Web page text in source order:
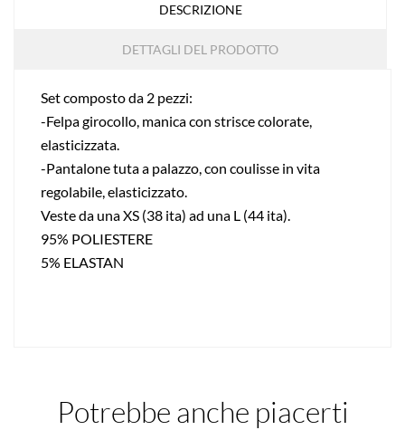
DESCRIZIONE
DETTAGLI DEL PRODOTTO
Set composto da 2 pezzi:
-Felpa girocollo, manica con strisce colorate,
elasticizzata.
-Pantalone tuta a palazzo, con coulisse in vita
regolabile, elasticizzato.
Veste da una XS (38 ita) ad una L (44 ita).
95% POLIESTERE
5% ELASTAN
Potrebbe anche piacerti